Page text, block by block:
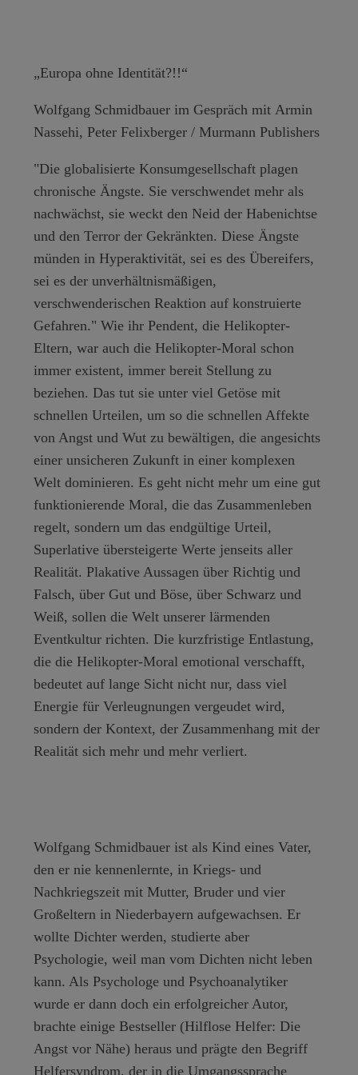
„Europa ohne Identität?!!“
Wolfgang Schmidbauer im Gespräch mitArmin
Nassehi, Peter Felixberger / Murmann Publishers
"Die globalisierte Konsumgesellschaft plagen
chronische Ängste. Sie verschwendet mehr als
nachwächst, sie weckt den Neid der Habenichtse
und den Terror der Gekränkten. Diese Ängste
münden in Hyperaktivität, sei es des Übereifers,
sei es der unverhältnismäßigen,
verschwenderischen Reaktion auf konstruierte
Gefahren." Wie ihr Pendent, die Helikopter-
Eltern, war auch die Helikopter-Moral schon
immer existent, immer bereit Stellung zu
beziehen. Das tut sie unter viel Getöse mit
schnellen Urteilen, um so die schnellen Affekte
von Angst und Wut zu bewältigen, die angesichts
einer unsicheren Zukunft in einer komplexen
Welt dominieren. Es geht nicht mehr um eine gut
funktionierende Moral, die das Zusammenleben
regelt, sondern um das endgültige Urteil,
Superlative übersteigerte Werte jenseits aller
Realität. Plakative Aussagen über Richtig und
Falsch, über Gut und Böse, über Schwarz und
Weiß, sollen die Welt unserer lärmenden
Eventkultur richten. Die kurzfristige Entlastung,
die die Helikopter-Moral emotional verschafft,
bedeutet auf lange Sicht nicht nur, dass viel
Energie für Verleugnungen vergeudet wird,
sondern der Kontext, der Zusammenhang mit der
Realität sich mehr und mehr verliert.
Wolfgang Schmidbauer ist als Kind eines Vater,
den er nie kennenlernte, in Kriegs- und
Nachkriegszeit mit Mutter, Bruder und vier
Großeltern in Niederbayern aufgewachsen. Er
wollte Dichter werden, studierte aber
Psychologie, weil man vom Dichten nicht leben
kann. Als Psychologe und Psychoanalytiker
wurde er dann doch ein erfolgreicher Autor,
brachte einige Bestseller (Hilflose Helfer: Die
Angst vor Nähe) heraus und prägte den Begriff
Helfersyndrom, der in die Umgangssprache